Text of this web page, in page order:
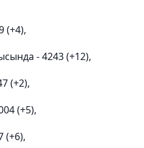
(+4),
- 4243 (+12),
(+2),
(+5),
(+6),